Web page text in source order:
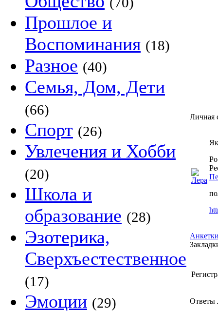
Прошлое и
Воспоминания (18)
Разное (40)
Семья, Дом, Дети
(66)
Спорт (26)
Увлечения и Хобби
(20)
Школа и
образование (28)
Эзотерика,
Сверхъестественное
(17)
Эмоции (29)
Личная
Ответы